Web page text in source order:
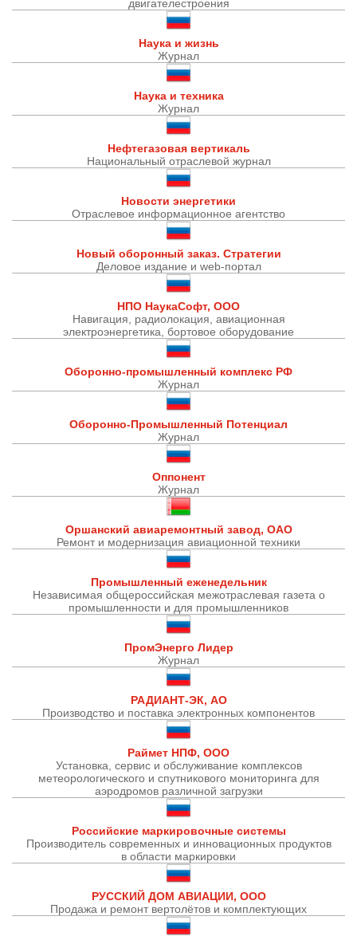
двигателестроения
Наука и жизнь
Журнал
Наука и техника
Журнал
Нефтегазовая вертикаль
Национальный отраслевой журнал
Новости энергетики
Отраслевое информационное агентство
Новый оборонный заказ. Стратегии
Деловое издание и web-портал
НПО НаукаСофт, ООО
Навигация, радиолокация, авиационная
электроэнергетика, бортовое оборудование
Оборонно-промышленный комплекс РФ
Журнал
Оборонно-Промышленный Потенциал
Журнал
Оппонент
Журнал
Оршанский авиаремонтный завод, ОАО
Ремонт и модернизация авиационной техники
Промышленный еженедельник
Независимая общероссийская межотраслевая газета о
промышленности и для промышленников
ПромЭнерго Лидер
Журнал
РАДИАНТ-ЭК, АО
Производство и поставка электронных компонентов
Раймет НПФ, ООО
Установка, сервис и обслуживание комплексов
метеорологического и спутникового мониторинга для
аэродромов различной загрузки
Российские маркировочные системы
Производитель современных и инновационных продуктов
в области маркировки
РУССКИЙ ДОМ АВИАЦИИ, ООО
Продажа и ремонт вертолётов и комплектующих